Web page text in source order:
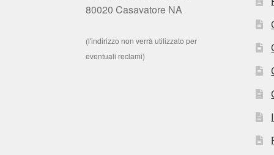
80020 Casavatore NA
(l'indirizzo non verrà utilizzato per
eventuali reclami)